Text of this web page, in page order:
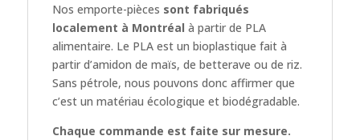
Nos emporte-pièces sont fabriqués
localement à Montréal à partir de PLA
alimentaire. Le PLA est un bioplastique fait à
partir d’amidon de maïs, de betterave ou de riz.
Sans pétrole, nous pouvons donc affirmer que
c’est un matériau écologique et biodégradable.
Chaque commande est faite sur mesure.